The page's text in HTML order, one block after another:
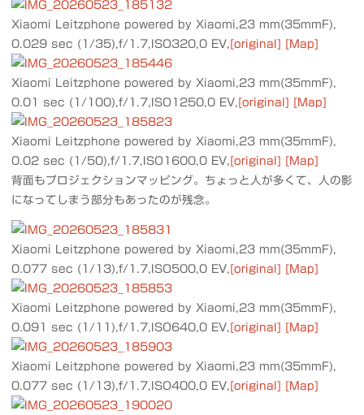
Xiaomi Leitzphone powered by Xiaomi,23 mm(35mmF),
0.029 sec (1/35),f/1.7,ISO320,0 EV,[original] [Map]
Xiaomi Leitzphone powered by Xiaomi,23 mm(35mmF),
0.01 sec (1/100),f/1.7,ISO1250,0 EV,[original] [Map]
Xiaomi Leitzphone powered by Xiaomi,23 mm(35mmF),
0.02 sec (1/50),f/1.7,ISO1600,0 EV,[original] [Map]
背面もプロジェクションマッピング。ちょっと人が多くて、人の影
になってしまう部分もあったのが残念。
Xiaomi Leitzphone powered by Xiaomi,23 mm(35mmF),
0.077 sec (1/13),f/1.7,ISO500,0 EV, [original] [Map]
Xiaomi Leitzphone powered by Xiaomi,23 mm(35mmF),
0.091 sec (1/11),f/1.7,ISO640,0 EV, [original] [Map]
Xiaomi Leitzphone powered by Xiaomi,23 mm(35mmF),
0.077 sec (1/13),f/1.7,ISO400,0 EV, [original] [Map]